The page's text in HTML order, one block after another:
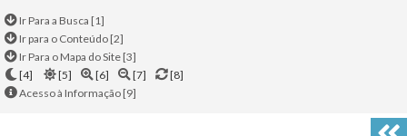
Ir Para a Busca [1]
Ir para o Conteúdo [2]
Ir Para o Mapa do Site [3]
[4]
[5] [6] [7]
[8]
Acesso à Informação [9]